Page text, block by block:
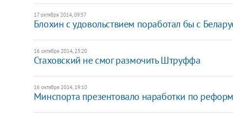
17 октября 2014, 09:57
Блохин с удовольствием поработал бы с
16 октября 2014, 23:20
Стаховский не смог размочить Штруффа
16 октября 2014, 19:10
Минспорта презентовало наработки по